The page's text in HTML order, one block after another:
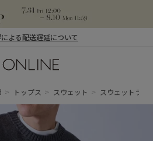
よる配送遅延について
トップス スウェット スウェットライ